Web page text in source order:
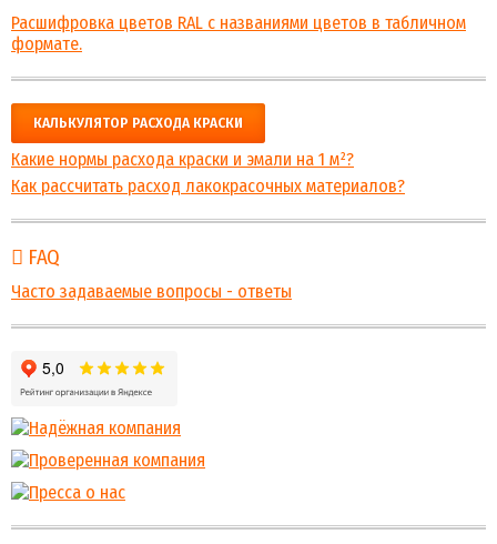
Расшифровка цветов RAL с названиями цветов в табличном
формате.
КАЛЬКУЛЯТОР РАСХОДА КРАСКИ
Какие нормы расхода краски и эмали на 1 м²?
Как рассчитать расход лакокрасочных материалов?
FAQ
Часто задаваемые вопросы - ответы